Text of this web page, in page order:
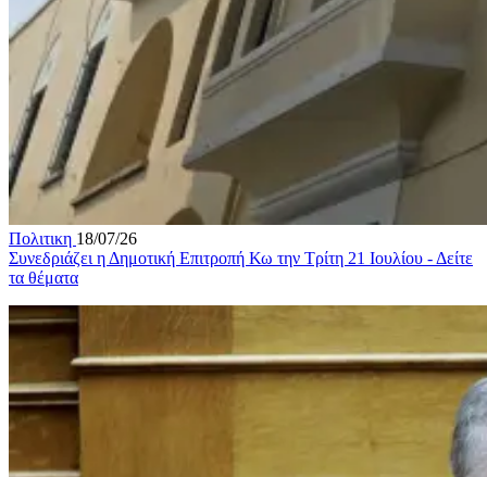
Πολιτικη 18/07/26
Συνεδριάζει η Δημοτική Επιτροπή Κω την Τρίτη 21 Ιουλίου - Δείτε
τα θέματα